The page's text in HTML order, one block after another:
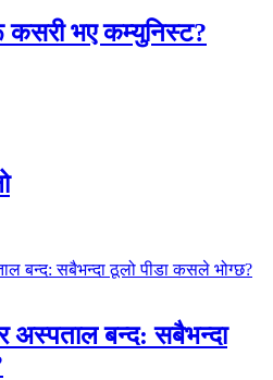
भए कम्युनिस्ट?
र अस्पताल बन्द: सबैभन्दा